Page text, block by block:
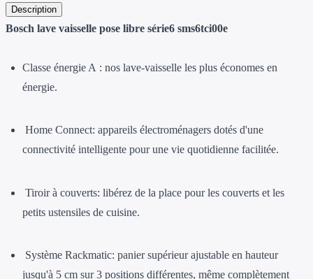
Description
Bosch lave vaisselle pose libre série6 sms6tci00e
Classe énergie A : nos lave-vaisselle les plus économes en
énergie.
Home Connect: appareils électroménagers dotés d'une
connectivité intelligente pour une vie quotidienne facilitée.
Tiroir à couverts: libérez de la place pour les couverts et les
petits ustensiles de cuisine.
Système Rackmatic: panier supérieur ajustable en hauteur
jusqu'à 5 cm sur 3 positions différentes, même complètement